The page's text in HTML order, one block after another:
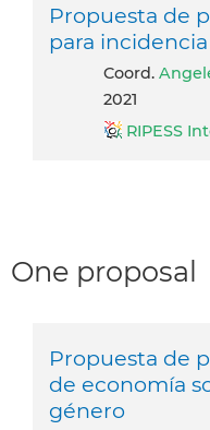
Propuesta de
para
Coord.
2021
RIPESS
One proposal
Propuesta de
de economía
género